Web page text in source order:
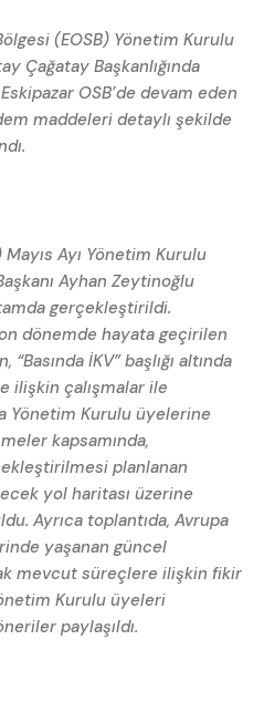
(EOSB) Yönetim Kurulu
Çağatay Başkanlığında
OSB’de devam eden
maddeleri detaylı şekilde
Ayı Yönetim Kurulu
Ayhan Zeytinoğlu
gerçekleştirildi.
dönemde hayata geçirilen
İKV” başlığı altında
ilişkin çalışmalar ile
Yönetim Kurulu üyelerine
kapsamında,
planlanan
yol haritası üzerine
Ayrıca toplantıda, Avrupa
yaşanan güncel
mevcut süreçlere ilişkin fikir
Kurulu üyeleri
paylaşıldı.